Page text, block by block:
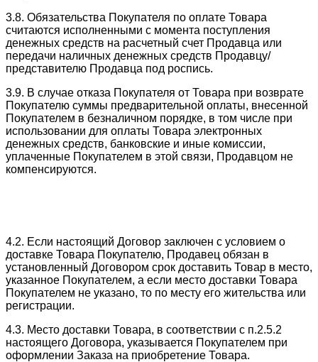
3.8. Обязательства Покупателя по оплате Товара
считаются исполненными с момента поступления
денежных средств на расчетный счет Продавца или
передачи наличных денежных средств Продавцу/
представителю Продавца под роспись.
3.9. В случае отказа Покупателя от Товара при возврате
Покупателю суммы предварительной оплаты, внесенной
Покупателем в безналичном порядке, в том числе при
использовании для оплаты Товара электронных
денежных средств, банковские и иные комиссии,
уплаченные Покупателем в этой связи, Продавцом не
компенсируются.
4.2. Если настоящий Договор заключен с условием о
доставке Товара Покупателю, Продавец обязан в
установленный Договором срок доставить Товар в место,
указанное Покупателем, а если место доставки Товара
Покупателем не указано, то по месту его жительства или
регистрации.
4.3. Место доставки Товара, в соответствии с п.2.5.2
настоящего Договора, указывается Покупателем при
оформлении Заказа на приобретение Товара.